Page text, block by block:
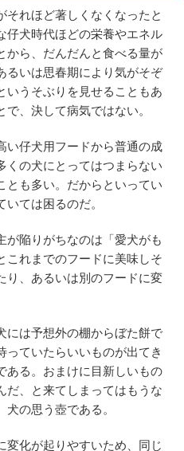
それほど著しくなくなったと
仔犬時代ほどの栄養やエネル
から、だんだんと食べる量が
るいは思春期により気がそぞ
いうそぶりを見せることもあ
、決して病気ではない。
い仔犬用フードから普通の成
くの犬にとってはつまらない
とも多い。だからといってい
ては困るのだ。
が陥りがちなのは「愛犬がも
これまでのフードに美味しそ
り、あるいは別のフードに変
には予想外の棚からぼた餅で
っていたらいいものが出てき
ある。おまけに目新しいもの
だ、と来てしまってはもうな
の思う壺である。
変化が起りやすいため、同じ